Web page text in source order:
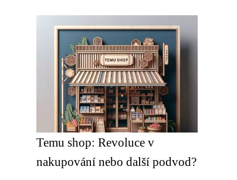
Temu shop: Revoluce v
nakupování nebo další podvod?